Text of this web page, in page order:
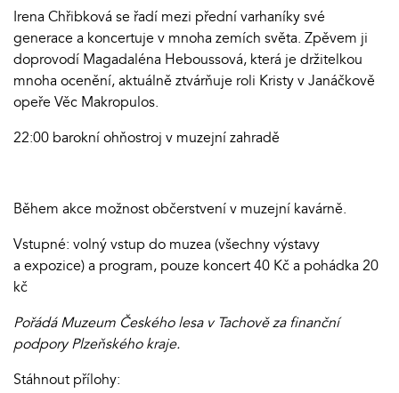
Irena Chřibková se řadí mezi přední varhaníky své
generace a koncertuje v mnoha zemích světa. Zpěvem ji
doprovodí Magadaléna Heboussová, která je držitelkou
mnoha ocenění, aktuálně ztvárňuje roli Kristy v Janáčkově
opeře Věc Makropulos.
22:00 barokní ohňostroj v muzejní zahradě
Během akce možnost občerstvení v muzejní kavárně.
Vstupné: volný vstup do muzea (všechny výstavy
a expozice) a program, pouze koncert 40 Kč a pohádka 20
kč
Pořádá Muzeum Českého lesa v Tachově za finanční
podpory Plzeňského kraje.
Stáhnout přílohy: